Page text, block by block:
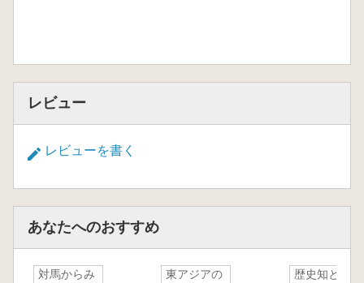
レビュー
レビューを書く
あなたへのおすすめ
対馬からみ
東アジアの
歴史知と学